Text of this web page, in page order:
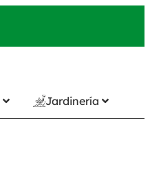
Jardinería